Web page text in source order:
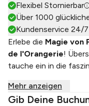
Flexibel Stornierbar
Über 1000
Kundenservice 24/7
Erlebe die Magie von
de l'Orangerie!
tauche ein in die
Mehr anzeigen
Gib Deine